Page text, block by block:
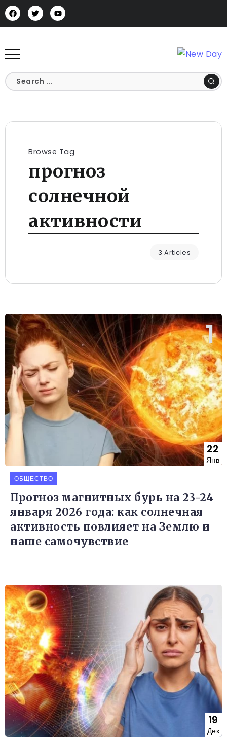
Browse Tag
прогноз
солнечной
активности
3 Articles
22
Янв
ОБЩЕСТВО
Прогноз магнитных бурь на 23-24
января 2026 года: как солнечная
активность повлияет на Землю и
наше самочувствие
19
Дек